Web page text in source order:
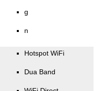
g
n
Hotspot WiFi
Dua Band